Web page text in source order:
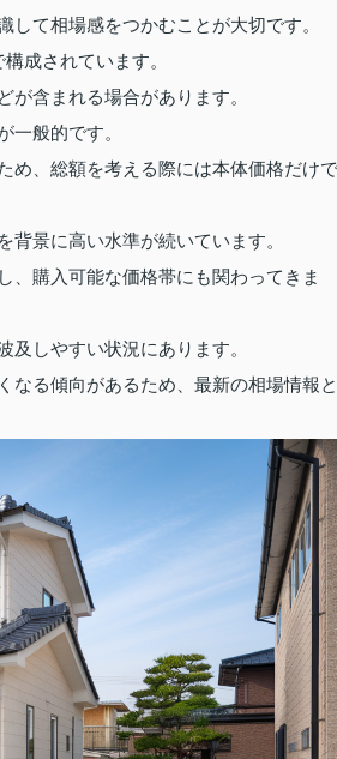
て相場感をつかむことが大切です。
成されています。
含まれる場合があります。
一般的です。
め、総額を考える際には本体価格だけで
景に高い水準が続いています。
、購入可能な価格帯にも関わってきま
しやすい状況にあります。
なる傾向があるため、最新の相場情報と